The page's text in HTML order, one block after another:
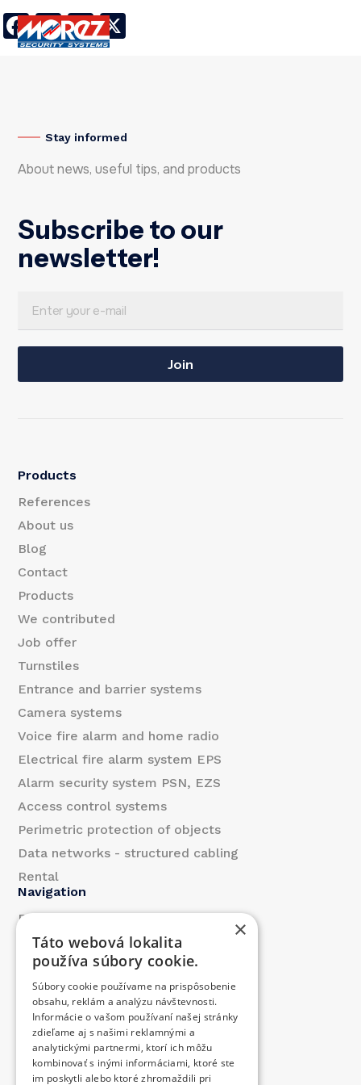
Facebook
LinkedIn
Twitter
Stay informed
About news, useful tips, and products
Subscribe to our
newsletter!
*
E
m
l
E
m
a
i
l
m
Join
Products
References
About us
Blog
Contact
Products
We contributed
Job offer
Turnstiles
Entrance and barrier systems
Camera systems
Voice fire alarm and home radio
Electrical fire alarm system EPS
Alarm security system PSN, EZS
Access control systems
Perimetric protection of objects
Data networks - structured cabling
Rental
Navigation
References
About us
Blog
Contact
Products
We contributed
Job offer
Contact
×
Táto webová lokalita
používa súbory cookie.
Súbory cookie používame na prispôsobenie
obsahu, reklám a analýzu návštevnosti.
Informácie o vašom používaní našej stránky
zdieľame aj s našimi reklamnými a
analytickými partnermi, ktorí ich môžu
kombinovať s inými informáciami, ktoré ste
im poskytli alebo ktoré zhromaždili pri